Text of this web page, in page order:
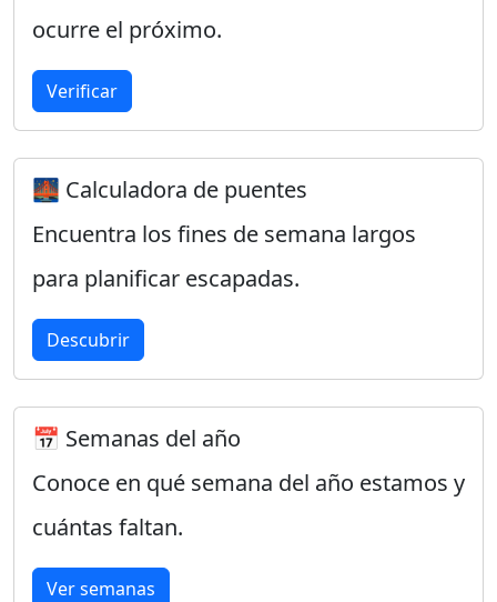
ocurre el próximo.
Verificar
🌉 Calculadora de puentes
Encuentra los fines de semana largos
para planificar escapadas.
Descubrir
📅 Semanas del año
Conoce en qué semana del año estamos y
cuántas faltan.
Ver semanas